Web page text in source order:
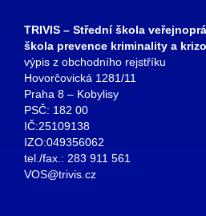
TRIVIS – Střední škola
škola prevence kriminality a
výpis z obchodního rejstříku
Hovorčovická 1281/11
Praha 8 – Kobylisy
PSČ: 182 00
IČ:25109138
IZO:049356062
tel./fax.: 283 911 561
VOS@trivis.cz